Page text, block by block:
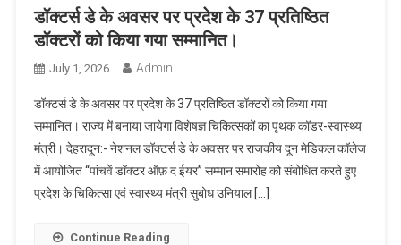
डॉक्टर्स डे के अवसर पर प्रदेश के 37 प्रतिष्ठित
डॉक्टरों को किया गया सम्मानित।
July 1, 2026 Admin
डॉक्टर्स डे के अवसर पर प्रदेश के 37 प्रतिष्ठित डॉक्टरों को किया गया
सम्मानित। राज्य में बनाया जायेगा विशेषज्ञ चिकित्सकों का पृथक कॉडर-स्वास्थ्य
मंत्री। देहरादून:- नेशनल डॉक्टर्स डे के अवसर पर राजकीय दून मेडिकल कॉलेज
में आयोजित ‘‘पांचवें डॉक्टर ऑफ़ द ईयर’’ सम्मान समारोह को संबोधित करते हुए
प्रदेश के चिकित्सा एवं स्वास्थ्य मंत्री सुबोध उनियाल […]
Continue Reading